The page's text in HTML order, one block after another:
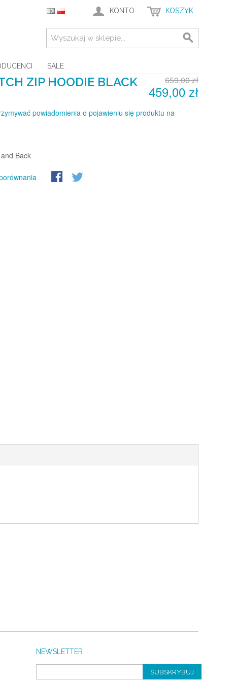
KONTO KOSZYK
SALE
ZIP HOODIE BLACK 659,00 zł
459,00 zł
powiadomienia o pojawieniu się produktu na
Back
NEWSLETTER
SUBSKRYBUJ